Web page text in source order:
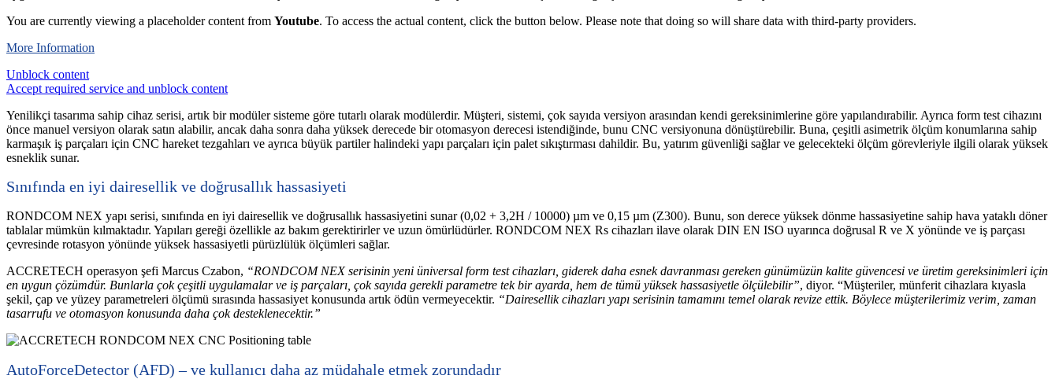
You are currently viewing a placeholder content from Youtube. To access the actual content, click the button below. Please note that doing so will share data with third-party providers.
More Information
Unblock content
Accept required service and unblock content
Yenilikçi tasarıma sahip cihaz serisi, artık bir modüler sisteme göre tutarlı olarak modülerdir. Müşteri, sistemi, çok sayıda versiyon arasından kendi gereksinimlerine göre yapılandırabilir. Ayrıca form test cihazını
önce manuel versiyon olarak satın alabilir, ancak daha sonra daha yüksek derecede bir otomasyon derecesi istendiğinde, bunu CNC versiyonuna dönüştürebilir. Buna, çeşitli asimetrik ölçüm konumlarına sahip
karmaşık iş parçaları için CNC hareket tezgahları ve ayrıca büyük partiler halindeki yapı parçaları için palet sıkıştırması dahildir. Bu, yatırım güvenliği sağlar ve gelecekteki ölçüm görevleriyle ilgili olarak yüksek
esneklik sunar.
Sınıfında en iyi dairesellik ve doğrusallık hassasiyeti
RONDCOM NEX yapı serisi, sınıfında en iyi dairesellik ve doğrusallık hassasiyetini sunar (0,02 + 3,2H / 10000) µm ve 0,15 µm (Z300). Bunu, son derece yüksek dönme hassasiyetine sahip hava yataklı döner
tablalar mümkün kılmaktadır. Yapıları gereği özellikle az bakım gerektirirler ve uzun ömürlüdürler. RONDCOM NEX Rs cihazları ilave olarak DIN EN ISO uyarınca doğrusal R ve X yönünde ve iş parçası
çevresinde rotasyon yönünde yüksek hassasiyetli pürüzlülük ölçümleri sağlar.
ACCRETECH operasyon şefi Marcus Czabon, “RONDCOM NEX serisinin yeni üniversal form test cihazları, giderek daha esnek davranması gereken günümüzün kalite güvencesi ve üretim gereksinimleri için
en uygun çözümdür. Bunlarla çok çeşitli uygulamalar ve iş parçaları, çok sayıda gerekli parametre tek bir ayarda, hem de tümü yüksek hassasiyetle ölçülebilir”, diyor. “Müşteriler, münferit cihazlara kıyasla
şekil, çap ve yüzey parametreleri ölçümü sırasında hassasiyet konusunda artık ödün vermeyecektir. “Dairesellik cihazları yapı serisinin tamamını temel olarak revize ettik. Böylece müşterilerimiz verim, zaman
tasarrufu ve otomasyon konusunda daha çok desteklenecektir.”
AutoForceDetector (AFD) – ve kullanıcı daha az müdahale etmek zorundadır